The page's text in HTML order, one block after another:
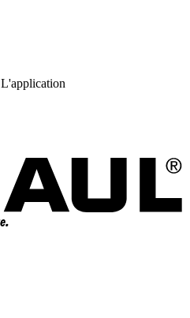
L'application